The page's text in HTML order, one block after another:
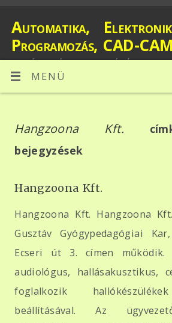
Automatika,
Programozás, CAD-CAM
MAGÁNTANÁR - MAGÁNÓRA,
OKTATÁS, PLC PROGRAMOZÁS,
MENÜ
Hangzoona Kft.
bejegyzések
Hangzoona Kft.
Hangzoona Kft. Hangzoona
Gusztáv Gyógypedagógiai
Ecseri út 3. címen működik.
audiológus, hallásakusztikus,
foglalkozik
beállításával. Az